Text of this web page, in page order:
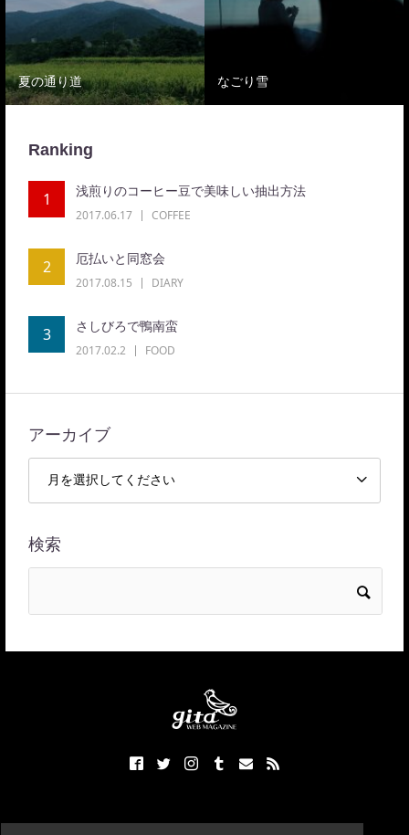
夏の通り道 なごり雪
Ranking
1 浅煎りのコーヒー豆で美味しい抽出方法
2017.06.17 COFFEE
2 厄払いと同窓会
2017.08.15 DIARY
3 さしびろで鴨南蛮
2017.02.2 FOOD
アーカイブ
検索